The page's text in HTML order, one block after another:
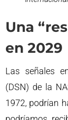
Una
en 2029
Las señales
(DSN) de la
1972, podrían